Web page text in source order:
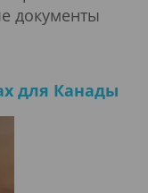
документы
для Канады